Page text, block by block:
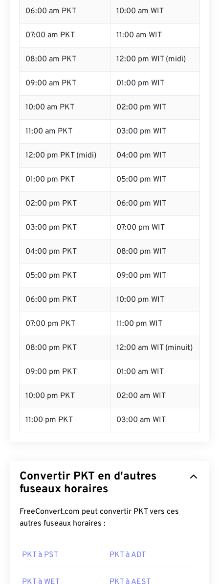
06:00 am PKT 10:00 am WIT
07:00 am PKT 11:00 am WIT
08:00 am PKT 12:00 pm WIT (midi)
09:00 am PKT 01:00 pm WIT
10:00 am PKT 02:00 pm WIT
11:00 am PKT 03:00 pm WIT
12:00 pm PKT (midi) 04:00 pm WIT
01:00 pm PKT 05:00 pm WIT
02:00 pm PKT 06:00 pm WIT
03:00 pm PKT 07:00 pm WIT
04:00 pm PKT 08:00 pm WIT
05:00 pm PKT 09:00 pm WIT
06:00 pm PKT 10:00 pm WIT
07:00 pm PKT 11:00 pm WIT
08:00 pm PKT 12:00 am WIT (minuit)
09:00 pm PKT 01:00 am WIT
10:00 pm PKT 02:00 am WIT
11:00 pm PKT 03:00 am WIT
Convertir PKT en d'autres
fuseaux horaires
FreeConvert.com peut convertir PKT vers ces
autres fuseaux horaires :
PKT à PST PKT à ADT
PKT à WET PKT à AEST